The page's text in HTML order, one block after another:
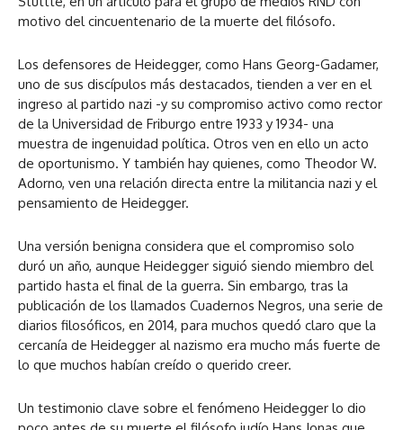
motivo del cincuentenario de la muerte del filósofo.
Los defensores de Heidegger, como Hans Georg-Gadamer,
uno de sus discípulos más destacados, tienden a ver en el
ingreso al partido nazi -y su compromiso activo como rector
de la Universidad de Friburgo entre 1933 y 1934- una
muestra de ingenuidad política. Otros ven en ello un acto
de oportunismo. Y también hay quienes, como Theodor W.
Adorno, ven una relación directa entre la militancia nazi y el
pensamiento de Heidegger.
Una versión benigna considera que el compromiso solo
duró un año, aunque Heidegger siguió siendo miembro del
partido hasta el final de la guerra. Sin embargo, tras la
publicación de los llamados Cuadernos Negros, una serie de
diarios filosóficos, en 2014, para muchos quedó claro que la
cercanía de Heidegger al nazismo era mucho más fuerte de
lo que muchos habían creído o querido creer.
Un testimonio clave sobre el fenómeno Heidegger lo dio